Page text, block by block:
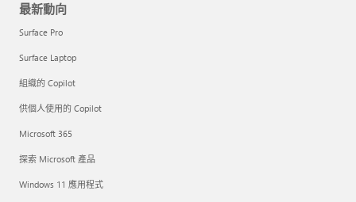
最新動向
Surface Pro
Surface Laptop
組織的 Copilot
供個人使用的 Copilot
Microsoft 365
探索 Microsoft 產品
Windows 11 應用程式